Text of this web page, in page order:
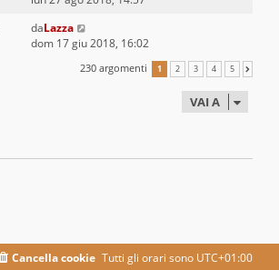
daLazza
dom 17 giu 2018, 16:02
230 argomenti 1 2 3 4 5
VAI A
Tutti gli orari sono UTC+01:00
Cancella cookie